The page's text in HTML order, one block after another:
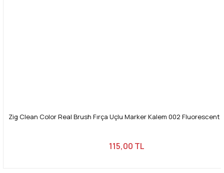
Zig Clean Color Real Brush Fırça Uçlu Marker Kalem 002 Fluorescent
115,00 TL